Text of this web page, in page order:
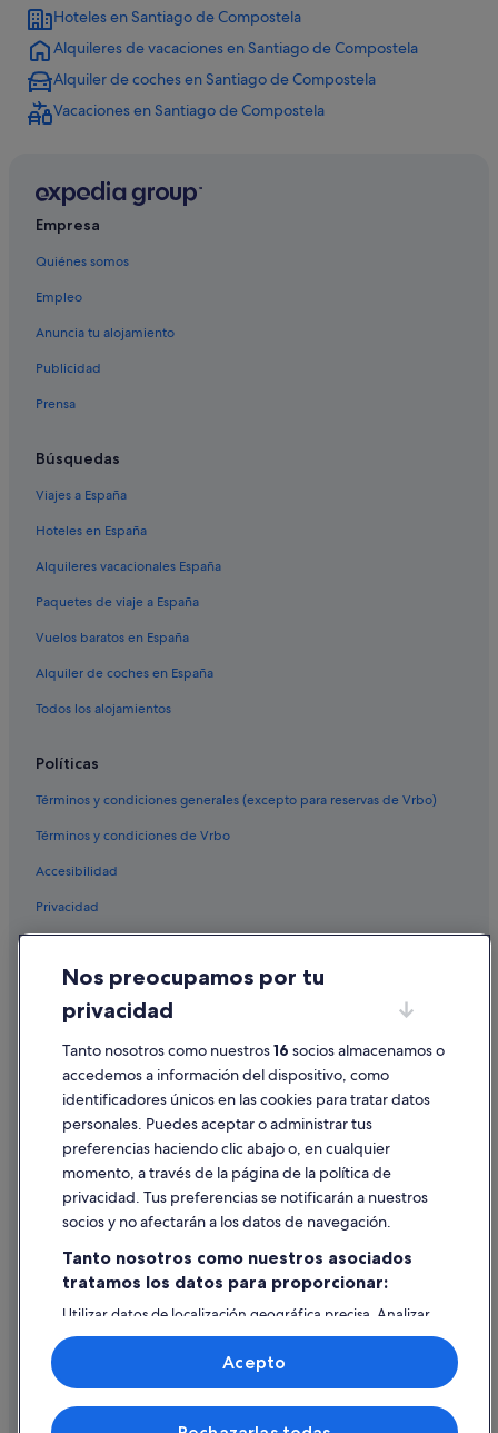
Complejos de pisos en Santiago de Compostela
Hoteles cerca de Plaza do Toural
Casas de campo en Santiago de Compostela
Hoteles cerca de Catedral de Santiago de Compostela
Hoteles con conserje en Santiago de Compostela
Albergues en Santiago de Compostela
Hoteles LGTBQIA en Santiago de Compostela
Villas en Galicia
Castillos en Santiago de Compostela
Casas rurales en Santiago de Compostela
Casas barco en Galicia
Hoteles con todo incluido en Galicia
Apartoteles en Santiago de Compostela
Lodges en Galicia
Apartamentos en Galicia
Hoteles de lujo en Galicia
Hoteles para familias en Galicia
Hoteles con gimnasio en Galicia
Moteles en Galicia
Hoteles cerca de Pazo de Fonseca
Chalets en Galicia
Hoteles románticos en Santiago de Compostela
Casas en árboles en Galicia
Cabañas en Galicia
Campings de caravanas en Galicia
Casas privadas de vacaciones en Santiago de Compostela
Hoteles para bodas en Galicia
Moteles en Santiago de Compostela
Petit Palace hoteles en Santiago de Compostela
Hoteles en Santiago de Compostela
Alquileres de vacaciones en Santiago de Compostela
Alquiler de coches en Santiago de Compostela
Vacaciones en Santiago de Compostela
Empresa
Quiénes somos
Empleo
Anuncia tu alojamiento
Publicidad
Prensa
Búsquedas
Viajes a España
Hoteles en España
Alquileres vacacionales España
Paquetes de viaje a España
Vuelos baratos en España
Alquiler de coches en España
Todos los alojamientos
Políticas
Términos y condiciones generales (excepto para reservas de Vrbo)
Términos y condiciones de Vrbo
Accesibilidad
Privacidad
Condiciones de uso
Información legal/contacto
Pautas sobre el contenido y cómo denunciar contenido
Ayuda
Cancelar un vuelo
Cancelar una reserva de hotel o de un alquiler vacacional
Utilizar un cupón de Expedia
Documentos para viajes internacionales
© 2026 Expedia, Inc., una empresa de Expedia Group. Todos los
Nos preocupamos por tu
privacidad
Tanto nosotros como nuestros16 socios almacenamos o
accedemos a información del dispositivo, como
identificadores únicos en las cookies para tratar datos
personales. Puedes aceptar o administrar tus
preferencias haciendo clic abajo o, en cualquier
momento, a través de la página de la política de
privacidad. Tus preferencias se notificarán a nuestros
socios y no afectarán a los datos de navegación.
Tanto nosotros como nuestros asociados
tratamos los datos para proporcionar:
Utilizar datos de localización geográfica precisa. Analizar
activamente las características del dispositivo para su
identificación. Almacenar la información en un dispositivo
y/o acceder a ella. Publicidad y contenido personalizados,
medición de publicidad y contenido, investigación de
audiencia y desarrollo de servicios.
Acepto